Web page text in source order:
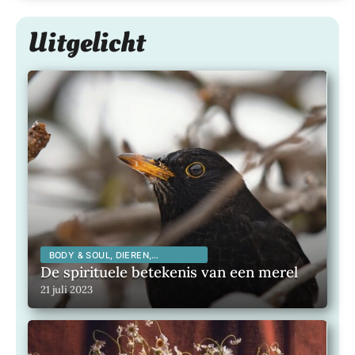
Uitgelicht
BODY & SOUL, DIEREN,
SPIRITUALITEIT,
De spirituele betekenis van een merel
21 juli 2023